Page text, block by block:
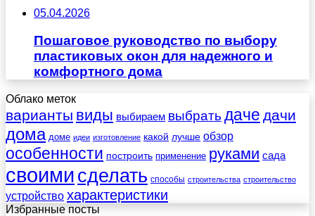
05.04.2026
Пошаговое руководство по выбору
пластиковых окон для надежного и
комфортного дома
Облако меток
варианты виды выбираем выбрать даче дачи
дома доме идеи изготовление какой лучше обзор
особенности построить применение руками сада
своими сделать способы строительства строительство
устройство характеристики
Избранные посты